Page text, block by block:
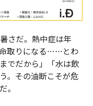
さだ。熱中症は年
取りになる……とわ
でだから」「水は飲
。その油断こそが危
。